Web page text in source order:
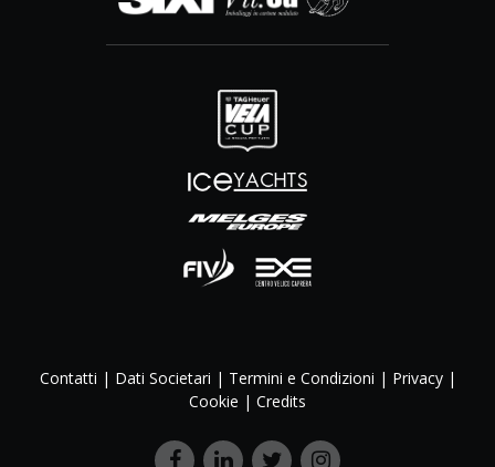
Contatti | Dati Societari | Termini e Condizioni | Privacy|
Cookie | Credits